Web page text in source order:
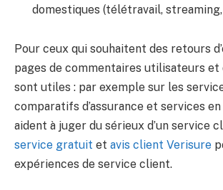
domestiques (télétravail, streaming,
Pour ceux qui souhaitent des retours
pages de commentaires utilisateurs et
sont utiles : par exemple sur les
comparatifs d’assurance et services
aident à juger du sérieux d’un service
service gratuit et avis client Verisure
expériences de service client.